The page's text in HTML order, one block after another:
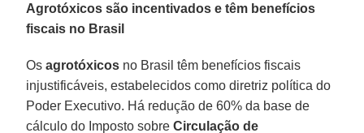
Agrotóxicos são incentivados e têm benefícios
fiscais no Brasil
Osagrotóxicos no Brasil têm benefícios fiscais
injustificáveis, estabelecidos como diretriz política do
Poder Executivo. Há redução de 60% da base de
cálculo do Imposto sobreCirculação de